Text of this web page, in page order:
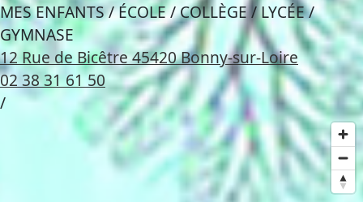
MES ENFANTS / ÉCOLE / COLLÈGE / LYCÉE /
GYMNASE
12 Rue de Bicêtre 45420 Bonny-sur-Loire
02 38 31 61 50
/